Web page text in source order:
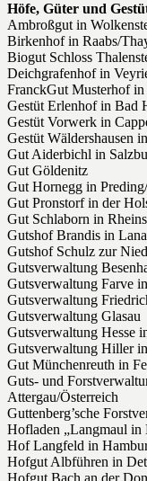
Höfe, Güter und
Ambroßgut in
Birkenhof in Raabs/
Biogut Schloss
Deichgrafenhof in
FranckGut Musterhof
Gestüt Erlenhof in Bad
Gestüt Vorwerk in
Gestüt Wäldershausen
Gut Aiderbichl in
Gut Göldenitz
Gut Hornegg in
Gut Pronstorf in der
Gut Schlaborn in
Gutshof Brandis in Lana
Gutshof Schulz zur
Gutsverwaltung
Gutsverwaltung Farve
Gutsverwaltung
Gutsverwaltung Glasau
Gutsverwaltung Hesse
Gutsverwaltung Hiller
Gut Münchenreuth in
Guts- und
Attergau/Österreich
Guttenberg’sche
Hofladen „Langmaul in
Hof Langfeld in
Hofgut Albführen in